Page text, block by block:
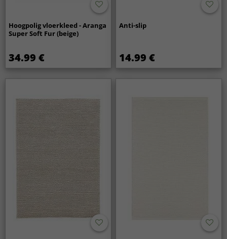
Hoogpolig vloerkleed - Aranga
Super Soft Fur (beige)
34.99 €
Anti-slip
14.99 €